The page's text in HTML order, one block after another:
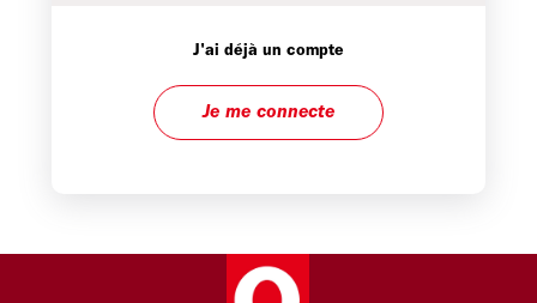
J'ai déjà un compte
Je me connecte